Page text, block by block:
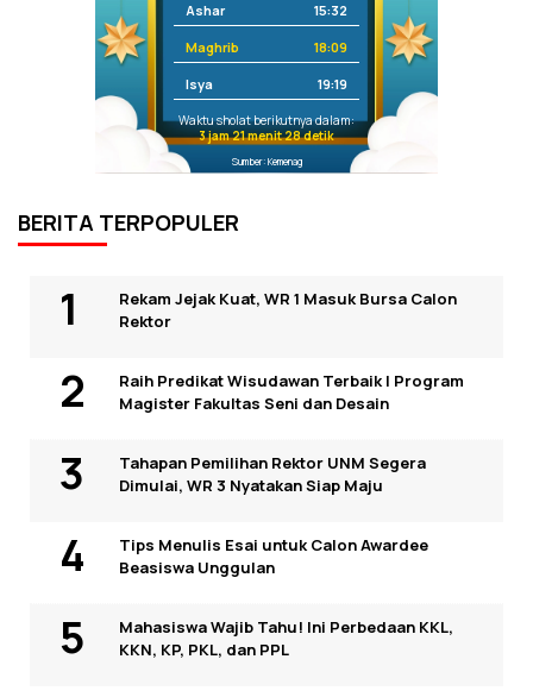
Ashar 15:32
Maghrib 18:09
Isya 19:19
Waktu sholat berikutnya dalam:
3 jam 21 menit 28 detik
Sumber: Kemenag
BERITA TERPOPULER
Rekam Jejak Kuat, WR 1 Masuk Bursa Calon
Rektor
Raih Predikat Wisudawan Terbaik I Program
Magister Fakultas Seni dan Desain
Tahapan Pemilihan Rektor UNM Segera
Dimulai, WR 3 Nyatakan Siap Maju
Tips Menulis Esai untuk Calon Awardee
Beasiswa Unggulan
Mahasiswa Wajib Tahu! Ini Perbedaan KKL,
KKN, KP, PKL, dan PPL